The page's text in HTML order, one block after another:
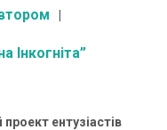
Інкогніта”
проект ентузіастів